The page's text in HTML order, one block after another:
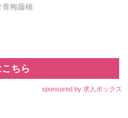
梅藤橋
ちら
sponsored by 求人ボックス